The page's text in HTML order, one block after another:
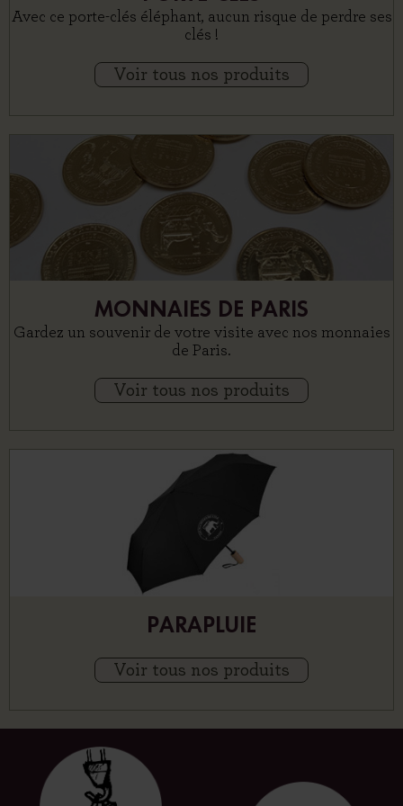
Avec ce porte-clés éléphant, aucun risque de perdre ses
clés !
Voir tous nos produits
MONNAIES DE PARIS
Gardez un souvenir de votre visite avec nos monnaies
de Paris.
Voir tous nos produits
PARAPLUIE
Voir tous nos produits